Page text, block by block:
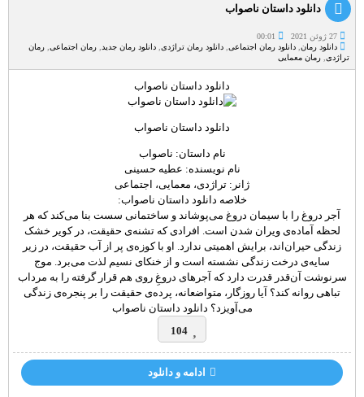
دانلود داستان ناصواب
27 ژوئن 2021
00:01
دانلود رمان, دانلود رمان اجتماعی, دانلود رمان تراژدی, دانلود رمان جدید رمان اجتماعی, رمان
تراژدی, رمان معمایی
دانلود داستان ناصواب
دانلود داستان ناصواب
نام داستان: ناصواب
نام نویسنده: عطیه حسینی
ژانر: تراژدی، معمایی، اجتماعی
خلاصه دانلود داستان ناصواب:
آجر دروغ را با سیمان دروغ می‌پوشاند و ساختمانی سست بنا می‌کند که هر
لحظه آماده‌ی ویران شدن است. افرادی که تشنه‌ی حقیقت، در کویر خشک
زندگی حیران‌اند، برایش اهمیتی ندارد. او با کوزه‌ی پر از آب حقیقت، در زیر
سایه‌ی درخت زندگی نشسته است و از خنکای نسیم لذت می‌برد. موج
سرنوشت آن‌قدر قدرت دارد که آجر‌های دروغِ روی هم قرار گرفته‌ را به مرداب
تباهی روانه کند؟ آیا روزگار، متواضعانه، پرده‌ی حقیقت را بر پنجره‌ی زندگی
می‌آویزد؟ دانلود داستان ناصواب
104
ادامه و دانلود